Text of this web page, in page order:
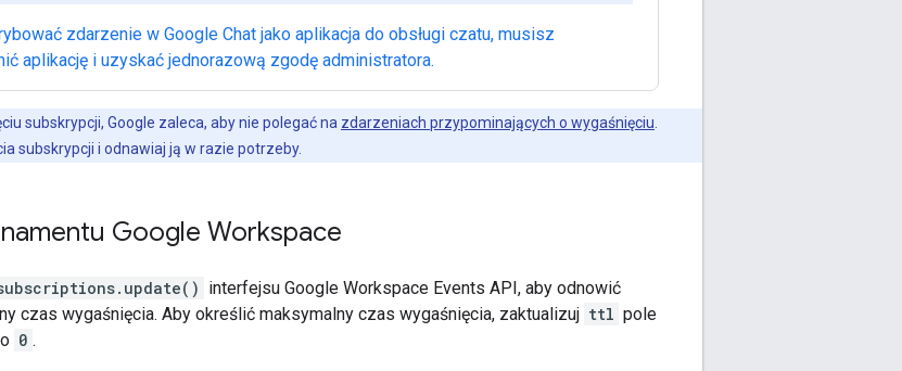
zdarzenie w Google Chat jako aplikacja do obsługi czatu, musisz
aplikację i uzyskać jednorazową zgodę administratora.
subskrypcji, Google zaleca, aby nie polegać na zdarzeniach przypominających o wygaśnięciu
subskrypcji i odnawiaj ją w razie potrzeby.
Google Workspace
interfejsu Google Workspace Events API, aby odnowić
czas wygaśnięcia. Aby określić maksymalny czas wygaśnięcia, zaktualizuj ttl pole
0 .